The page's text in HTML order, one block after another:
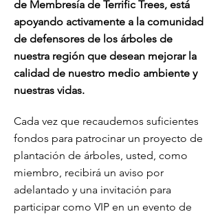
de Membresía de Terrific Trees, está
apoyando activamente a la comunidad
de defensores de los árboles de
nuestra región que desean mejorar la
calidad de nuestro medio ambiente y
nuestras vidas.
Cada vez que recaudemos suficientes
fondos para patrocinar un proyecto de
plantación de árboles, usted, como
miembro, recibirá un aviso por
adelantado y una invitación para
participar como VIP en un evento de